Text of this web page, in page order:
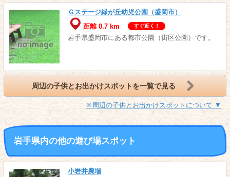
Ｇステージ緑が丘幼児公園（盛岡市）
距離 0.7 km
すぐ近く！
岩手県盛岡市にある都市公園（街区公園）です。
周辺の子供とお出かけスポットを一覧で見る
※周辺の子供とお出かけスポットについて ▼
岩手県内の他の遊び場スポット
小岩井農場